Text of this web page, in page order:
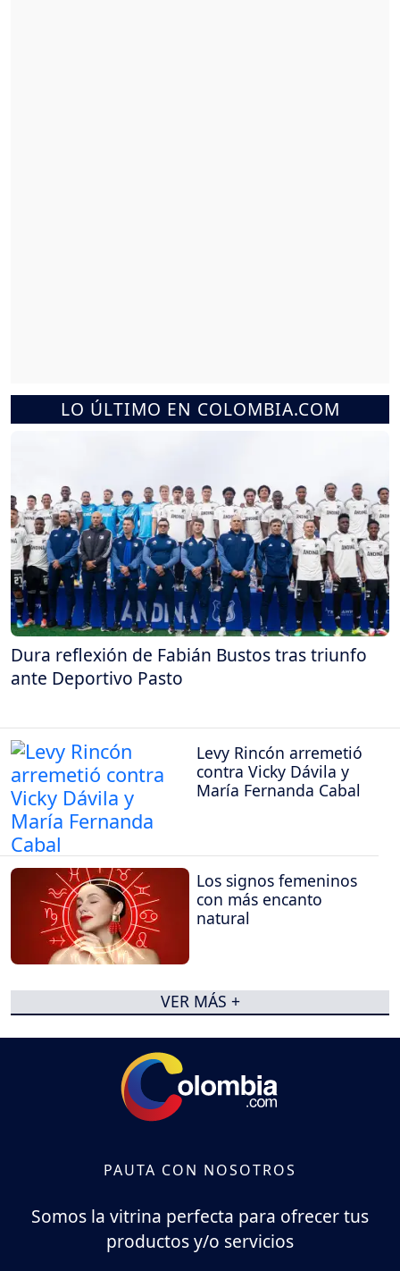
LO ÚLTIMO EN COLOMBIA.COM
Dura reflexión de Fabián Bustos tras triunfo
ante Deportivo Pasto
Levy Rincón arremetió
contra Vicky Dávila y
María Fernanda Cabal
Los signos femeninos
con más encanto
natural
VER MÁS +
PAUTA CON NOSOTROS
Somos la vitrina perfecta para ofrecer tus
productos y/o servicios